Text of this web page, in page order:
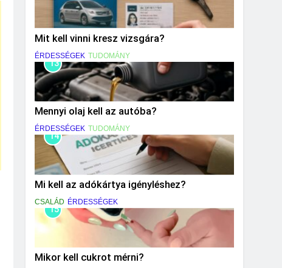
Mit kell vinni kresz vizsgára?
ÉRDESSÉGEK TUDOMÁNY
13
Mennyi olaj kell az autóba?
ÉRDESSÉGEK TUDOMÁNY
14
Mi kell az adókártya igényléshez?
CSALÁD ÉRDESSÉGEK
15
Mikor kell cukrot mérni?